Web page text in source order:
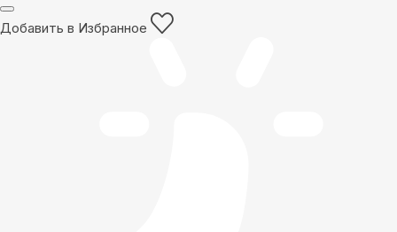
Добавить в Избранное